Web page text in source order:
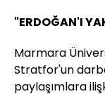
"ERDOĞAN'I
Marmara
Stratfor'un
paylaşımlara